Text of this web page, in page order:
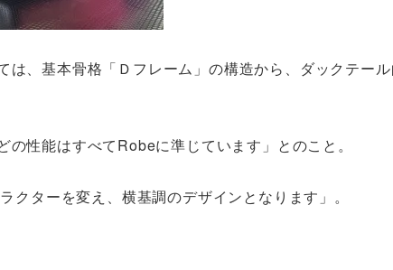
、基本骨格「Ｄフレーム」の構造から、ダックテー
性能はすべてRobeに準じています」とのこと。
ターを変え、横基調のデザインとなります」。